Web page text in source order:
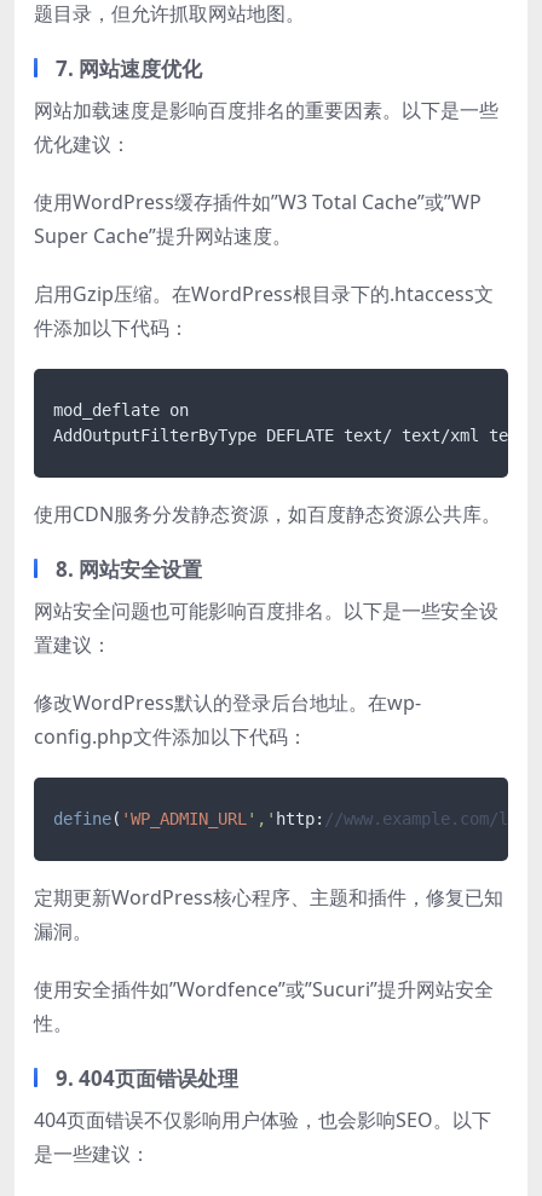
题目录，但允许抓取网站地图。
7. 网站速度优化
网站加载速度是影响百度排名的重要因素。以下是一些
优化建议：
使用WordPress缓存插件如”W3 Total Cache”或”WP
Super Cache”提升网站速度。
启用Gzip压缩。在WordPress根目录下的.htaccess文
件添加以下代码：
mod_deflate on
使用CDN服务分发静态资源，如百度静态资源公共库。
8. 网站安全设置
网站安全问题也可能影响百度排名。以下是一些安全设
置建议：
修改WordPress默认的登录后台地址。在wp-
config.php文件添加以下代码：
define( 'WP_ADMIN_URL ',' http: //www.example.com/
定期更新WordPress核心程序、主题和插件，修复已知
漏洞。
使用安全插件如”Wordfence”或”Sucuri”提升网站安全
性。
9. 404页面错误处理
404页面错误不仅影响用户体验，也会影响SEO。以下
是一些建议：